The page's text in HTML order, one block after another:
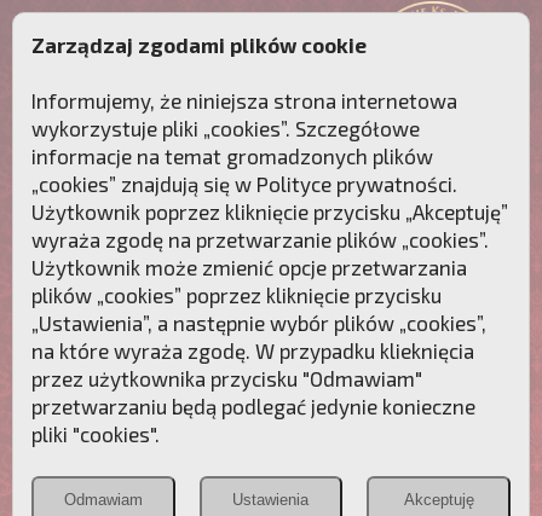
Przebudźmy sumienia Polaków!
Polonia
Christiana
PCh24.pl
Przymierze
POZNAJ APOSTOLAT FATIMY WESPRZYJ
Zarządzaj zgodami plików cookie
Informujemy, że niniejsza strona internetowa
wykorzystuje pliki „cookies”. Szczegółowe
informacje na temat gromadzonych plików
„cookies” znajdują się w Polityce prywatności.
Użytkownik poprzez kliknięcie przycisku „Akceptuję”
wyraża zgodę na przetwarzanie plików „cookies”.
Użytkownik może zmienić opcje przetwarzania
plików „cookies” poprzez kliknięcie przycisku
„Ustawienia”, a następnie wybór plików „cookies”,
na które wyraża zgodę. W przypadku klieknięcia
przez użytkownika przycisku "Odmawiam"
przetwarzaniu będą podlegać jedynie konieczne
pliki "cookies".
Odmawiam Ustawienia Akceptuję